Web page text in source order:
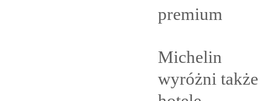
premium
Michelin
wyróżni także